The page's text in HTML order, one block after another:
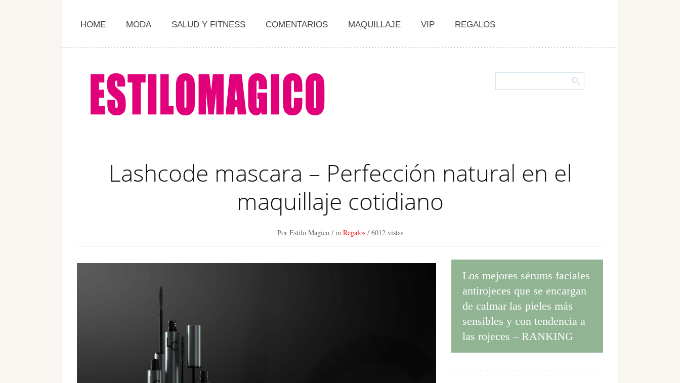
HOME MODA SALUD Y FITNESS COMENTARIOS MAQUILLAJE VIP REGALOS
Lashcode mascara – Perfección natural en el
maquillaje cotidiano
Por Estilo Magico/ in Regalos/ 6012 vistas
Los mejores sérums faciales
antirojeces que se encargan
de calmar las pieles más
sensibles y con tendencia a
las rojeces – RANKING